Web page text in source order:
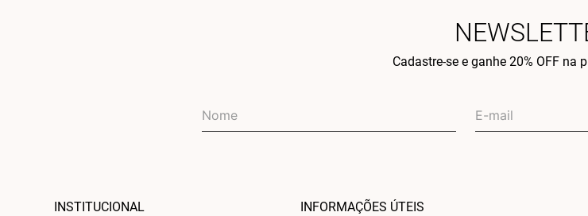
Cadastre-se e ganhe 20% OFF na
INSTITUCIONAL INFORMAÇÕES ÚTEIS